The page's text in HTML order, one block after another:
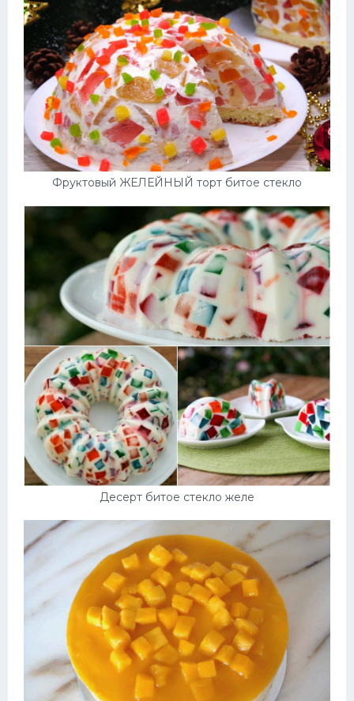
Фруктовый ЖЕЛЕЙНЫЙ торт битое стекло
Десерт битое стекло желе